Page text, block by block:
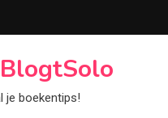
je boekentips!